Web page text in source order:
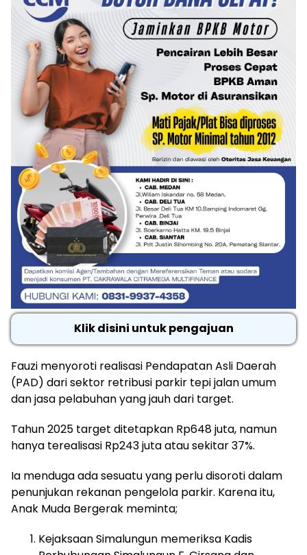
Klik disini untuk pengajuan
Fauzi menyoroti realisasi Pendapatan Asli Daerah
(PAD) dari sektor retribusi parkir tepi jalan umum
dan jasa pelabuhan yang jauh dari target.
Tahun 2025 target ditetapkan Rp648 juta, namun
hanya terealisasi Rp243 juta atau sekitar 37%.
Ia menduga ada sesuatu yang perlu disoroti dalam
penunjukan rekanan pengelola parkir. Karena itu,
Anak Muda Bergerak meminta;
Kejaksaan Simalungun memeriksa Kadis